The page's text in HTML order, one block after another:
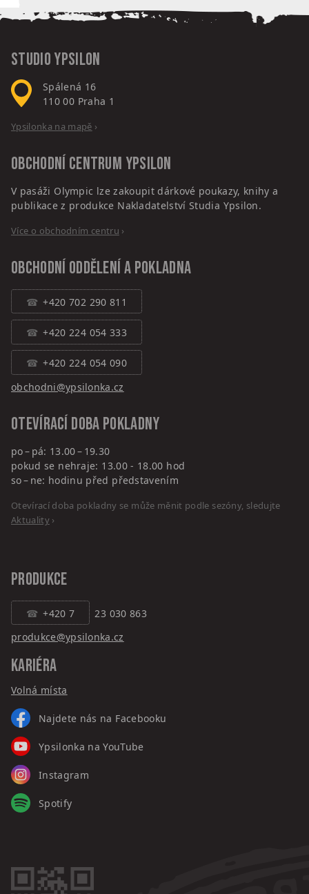
Studio Ypsilon
Spálená 16
110 00 Praha 1
Ypsilonka na mapě ›
Obchodní centrum Ypsilon
V pasáži Olympic lze zakoupit dárkové poukazy, knihy a
publikace z produkce Nakladatelství Studia Ypsilon.
Více o obchodním centru ›
Obchodní oddělení a pokladna
+420 702 290 811
+420 224 054 333
+420 224 054 090
obchodni@ypsilonka.cz
Otevírací doba pokladny
po – pá: 13.00 – 19.30
pokud se nehraje: 13.00 - 18.00 hod
so – ne: hodinu před představením
Otevírací doba pokladny se může měnit podle sezóny, sledujte
Aktuality›
PRODUKCE
+420 7
23 030 863
produkce@ypsilonka.cz
KARIÉRA
Volná místa
Najdete nás na Facebooku
Ypsilonka na YouTube
Instagram
Spotify